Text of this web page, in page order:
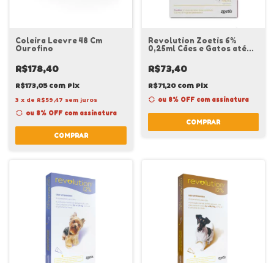
Coleira Leevre 48 Cm
Ourofino
R$178,40
R$173,05com Pix
3 x de R$59,47 sem juros
ou 8% OFF com assinatura
COMPRAR
Revolution Zoetis 6%
0,25ml Cães e Gatos até
R$73,40
R$71,20com Pix
ou 8% OFF com assinatura
COMPRAR